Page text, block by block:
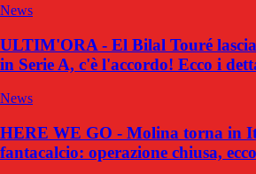
News
ULTIM'ORA - El Bilal Touré
in Serie A, c'è l'accordo! Ecco i
News
HERE WE GO - Molina torna in
fantacalcio: operazione chiusa,